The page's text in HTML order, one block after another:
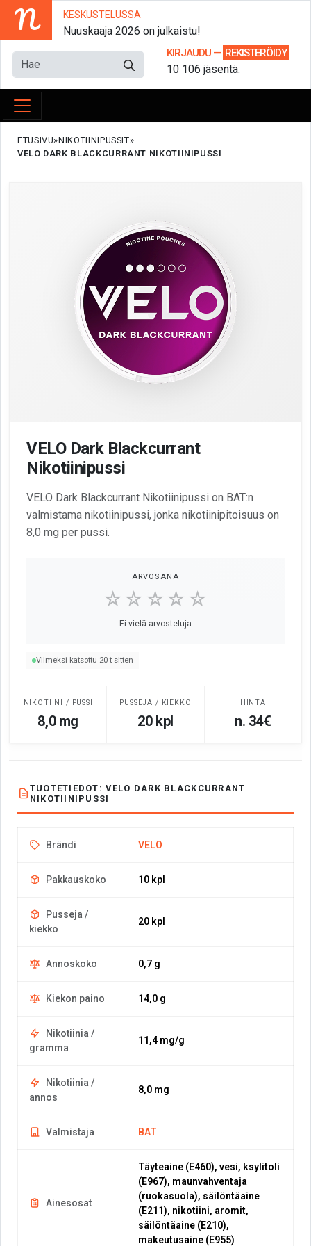
N KESKUSTELUSSA
Nuuskaaja 2026 on julkaistu!
KIRJAUDU — REKISTERÖIDY
10 106 jäsentä.
ETUSIVU NIKOTIINIPUSSIT
VELO DARK BLACKCURRANT NIKOTIINIPUSSI
VELO Dark Blackcurrant
Nikotiinipussi
VELO Dark Blackcurrant Nikotiinipussi on BAT:n
valmistama nikotiinipussi, jonka nikotiinipitoisuus on
8,0 mg per pussi.
ARVOSANA
☆☆☆☆☆
Ei vielä arvosteluja
Viimeksi katsottu 20 t sitten
NIKOTIINI / PUSSI
8,0 mg
PUSSEJA / KIEKKO
20 kpl
HINTA
n. 34€
TUOTETIEDOT: VELO DARK BLACKCURRANT
NIKOTIINIPUSSI
Brändi VELO
Pakkauskoko 10 kpl
Pusseja /
kiekko
20 kpl
Annoskoko 0,7 g
Kiekon paino 14,0 g
Nikotiinia /
gramma
11,4 mg/g
Nikotiinia /
annos
8,0 mg
Valmistaja BAT
Ainesosat
Täyteaine (E460), vesi, ksylitoli
(E967), maunvahventaja
(ruokasuola), säilöntäaine
(E211), nikotiini, aromit,
säilöntäaine (E210),
makeutusaine (E955)